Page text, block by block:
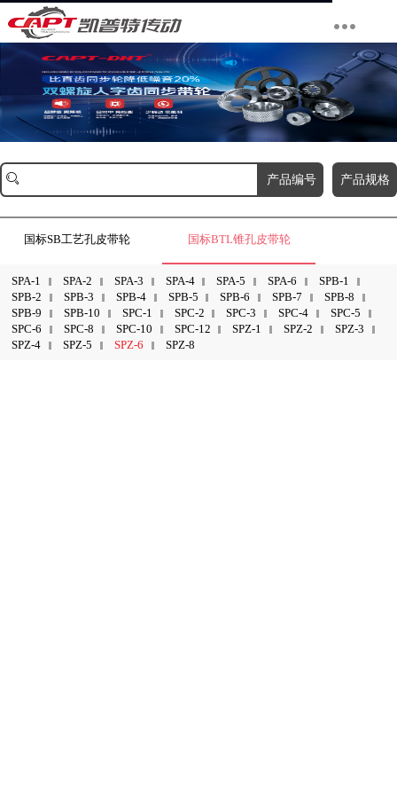
产品编号 产品规格
国标SB工艺孔皮带轮 国标BTL锥孔皮带轮
SPA-1 SPA-2 SPA-3 SPA-4 SPA-5 SPA-6
SPB-1
SPB-2
SPB-3 SPB-4 SPB-5 SPB-6 SPB-7
SPB-8
SPB-9
SPB-10 SPC-1 SPC-2 SPC-3 SPC-4
SPC-5
SPC-6
SPC-8 SPC-10 SPC-12 SPZ-1 SPZ-2
SPZ-3
SPZ-4
SPZ-5 SPZ-6 SPZ-8